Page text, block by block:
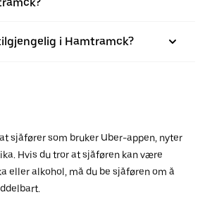
i Hamtramck?
sjåfører som bruker Uber-appen, nyter
Hvis du tror at sjåføren kan være
eller alkohol, må du be sjåføren om å